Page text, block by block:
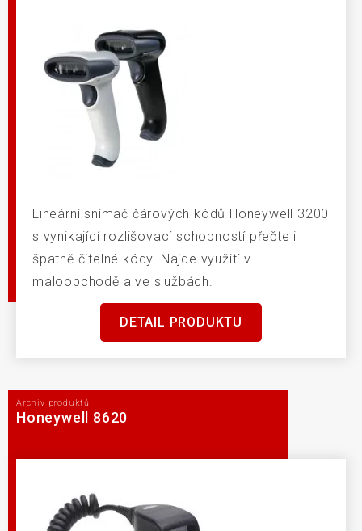
Lineární snímač čárových kódů Honeywell 3200
s vynikající rozlišovací schopností přečte i
špatně čitelné kódy. Najde využití v
maloobchodě a ve službách.
DETAIL PRODUKTU
Archiv produktů
Honeywell 8620